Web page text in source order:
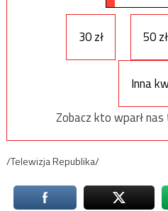
30 zł 50 zł
Inna
Zobacz kto wparł nas
/Telewizja Republika/